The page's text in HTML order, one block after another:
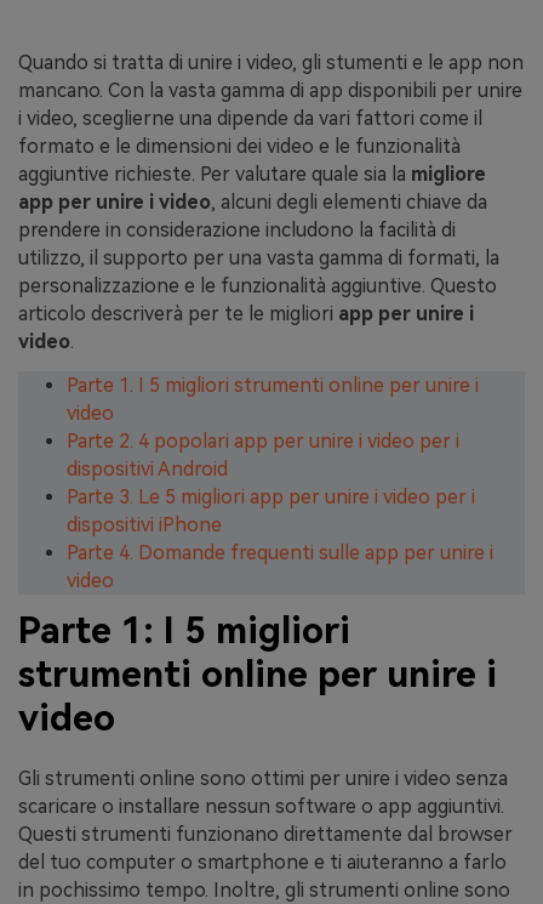
Quando si tratta di unire i video, gli stumenti e le app non
mancano. Con la vasta gamma di app disponibili per unire
i video, sceglierne una dipende da vari fattori come il
formato e le dimensioni dei video e le funzionalità
aggiuntive richieste. Per valutare quale sia la migliore
app per unire i video, alcuni degli elementi chiave da
prendere in considerazione includono la facilità di
utilizzo, il supporto per una vasta gamma di formati, la
personalizzazione e le funzionalità aggiuntive. Questo
articolo descriverà per te le migliori app per unire i
video
Parte 1. I 5 migliori strumenti online per unire i
video
Parte 2. 4 popolari app per unire i video per i
dispositivi Android
Parte 3. Le 5 migliori app per unire i video per i
dispositivi iPhone
Parte 4. Domande frequenti sulle app per unire i
video
Parte 1: I 5 migliori
strumenti online per unire i
video
Gli strumenti online sono ottimi per unire i video senza
scaricare o installare nessun software o app aggiuntivi.
Questi strumenti funzionano direttamente dal browser
del tuo computer o smartphone e ti aiuteranno a farlo
in pochissimo tempo. Inoltre, gli strumenti online sono